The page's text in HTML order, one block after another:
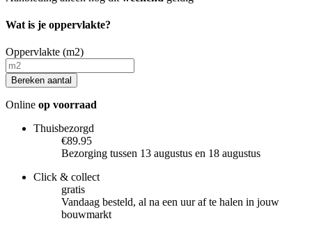
Wat is je oppervlakte?
Oppervlakte (m2)
Bereken aantal
Online op voorraad
Thuisbezorgd
€89.95
Bezorging tussen 13 augustus en 18 augustus
Click & collect
gratis
Vandaag besteld, al na een uur af te halen in jouw
bouwmarkt